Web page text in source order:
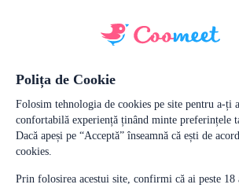
Polița de Cookie
Folosim tehnologia de cookies pe site pentru a-ți
confortabilă experiență ținând minte preferințele
Dacă apeși pe “Acceptă” înseamnă că ești de
cookies.
Prin folosirea acestui site, confirmi că ai peste